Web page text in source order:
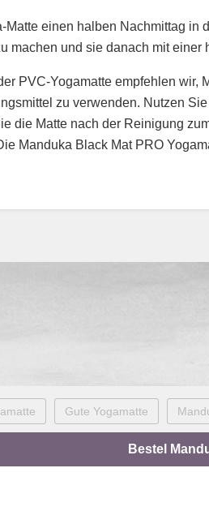
Matte einen halben Nachmittag in
machen und sie danach mit einer
PVC-Yogamatte empfehlen wir,
zu verwenden. Nutzen
die Matte nach der Reinigung
Manduka Black Mat PRO
Gute Yogamatte
Bestel